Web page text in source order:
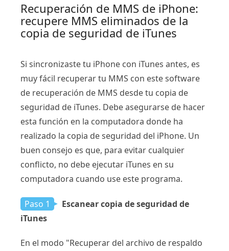
Recuperación de MMS de iPhone:
recupere MMS eliminados de la
copia de seguridad de iTunes
Si sincronizaste tu iPhone con iTunes antes, es
muy fácil recuperar tu MMS con este software
de recuperación de MMS desde tu copia de
seguridad de iTunes. Debe asegurarse de hacer
esta función en la computadora donde ha
realizado la copia de seguridad del iPhone. Un
buen consejo es que, para evitar cualquier
conflicto, no debe ejecutar iTunes en su
computadora cuando use este programa.
Paso 1
Escanear copia de seguridad de
iTunes
En el modo "Recuperar del archivo de respaldo